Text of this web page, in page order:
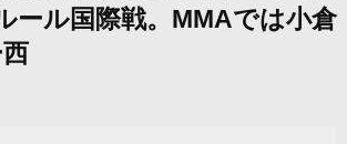
ール国際戦。MMAでは小倉